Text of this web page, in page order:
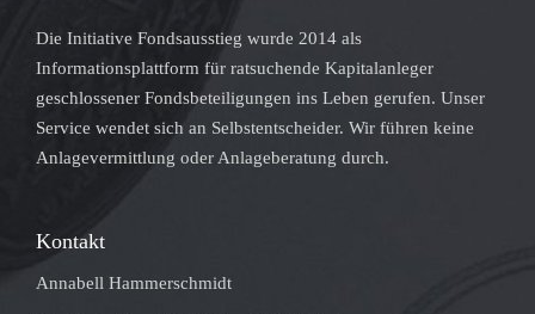
Die Initiative Fondsausstieg wurde 2014 als
Informationsplattform für ratsuchende Kapitalanleger
geschlossener Fondsbeteiligungen ins Leben gerufen. Unser
Service wendet sich an Selbstentscheider. Wir führen keine
Anlagevermittlung oder Anlageberatung durch.
Kontakt
Annabell Hammerschmidt